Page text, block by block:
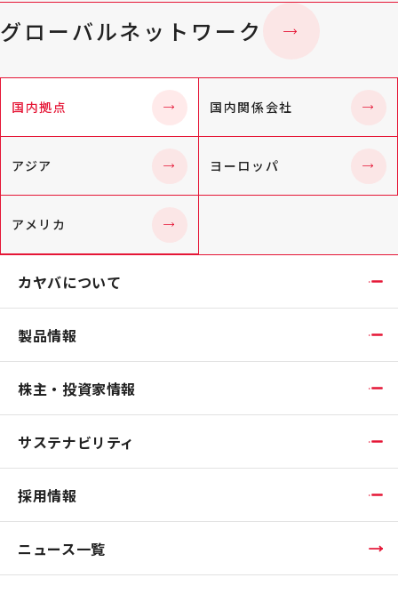
グローバルネットワーク
国内拠点 国内関係会社
アジア ヨーロッパ
アメリカ
カヤバについて
製品情報
株主・投資家情報
サステナビリティ
採用情報
ニュース一覧